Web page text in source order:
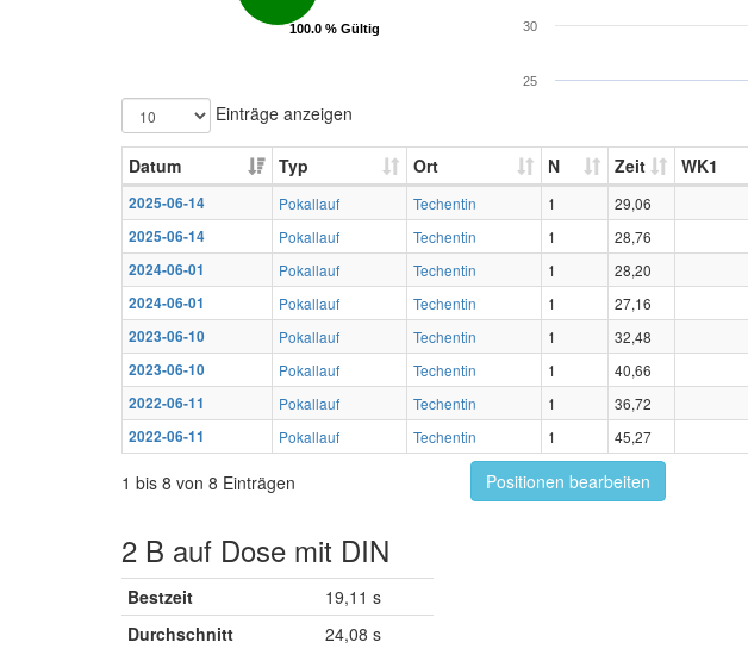
100.0 % Gültig
100.0 % Gültig
25
30
Einträge anzeigen
Datum Typ Ort N Zeit WK1
2025-06-14 Pokallauf Techentin 1
29,06
2025-06-14
Pokallauf Techentin 1
28,76
2024-06-01
Pokallauf Techentin 1
28,20
2024-06-01
Pokallauf Techentin 1
27,16
2023-06-10
Pokallauf Techentin 1
32,48
2023-06-10
Pokallauf Techentin 1
40,66
2022-06-11
Pokallauf Techentin 1
36,72
2022-06-11
Pokallauf Techentin 1 45,27
1 bis 8 von 8 Einträgen Positionen bearbeiten
2 B auf Dose mit DIN
Bestzeit
19,11 s
Durchschnitt
24,08 s